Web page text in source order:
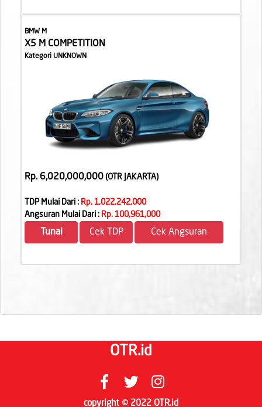
BMW M
X5 M COMPETITION
Kategori UNKNOWN
Rp. 6,020,000,000 (OTR JAKARTA)
TDP Mulai Dari : Rp. 1,022,242,000
Angsuran Mulai Dari : Rp. 100,961,000
Tunai Cek TDP Cek Angsuran
OTR.id
copyright © 2022 OTR.id